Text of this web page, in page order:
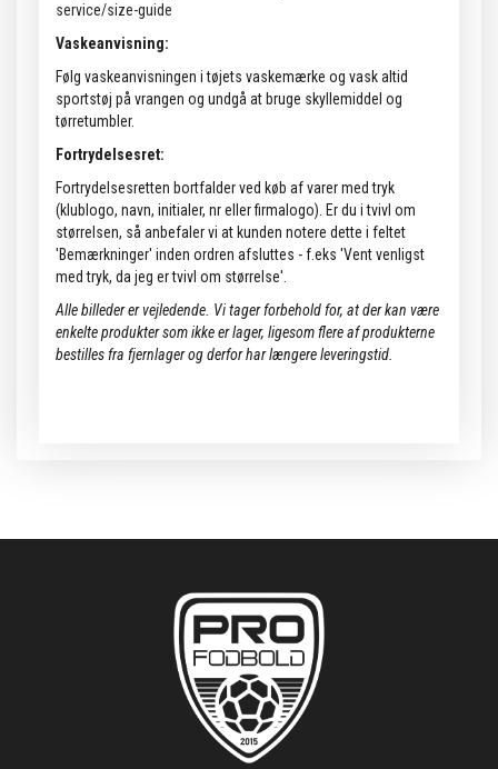
service/size-guide
Vaskeanvisning:
Følg vaskeanvisningen i tøjets vaskemærke og vask altid
sportstøj på vrangen og undgå at bruge skyllemiddel og
tørretumbler.
Fortrydelsesret:
Fortrydelsesretten bortfalder ved køb af varer med tryk
(klublogo, navn, initialer, nr eller firmalogo). Er du i tvivl om
størrelsen, så anbefaler vi at kunden notere dette i feltet
'Bemærkninger' inden ordren afsluttes - f.eks 'Vent venligst
med tryk, da jeg er tvivl om størrelse'.
Alle billeder er vejledende. Vi tager forbehold for, at der kan være
enkelte produkter som ikke er lager, ligesom flere af produkterne
bestilles fra fjernlager og derfor har længere leveringstid.